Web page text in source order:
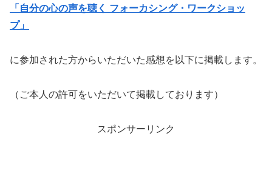
「自分の心の声を聴く フォーカシング・ワークショッ
プ」
に参加された方からいただいた感想を以下に掲載します。
（ご本人の許可をいただいて掲載しております）
スポンサーリンク